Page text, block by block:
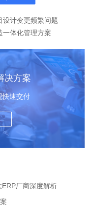
设计变更频繁问题
一体化管理方案
决方案
快速交付
厂商深度解析